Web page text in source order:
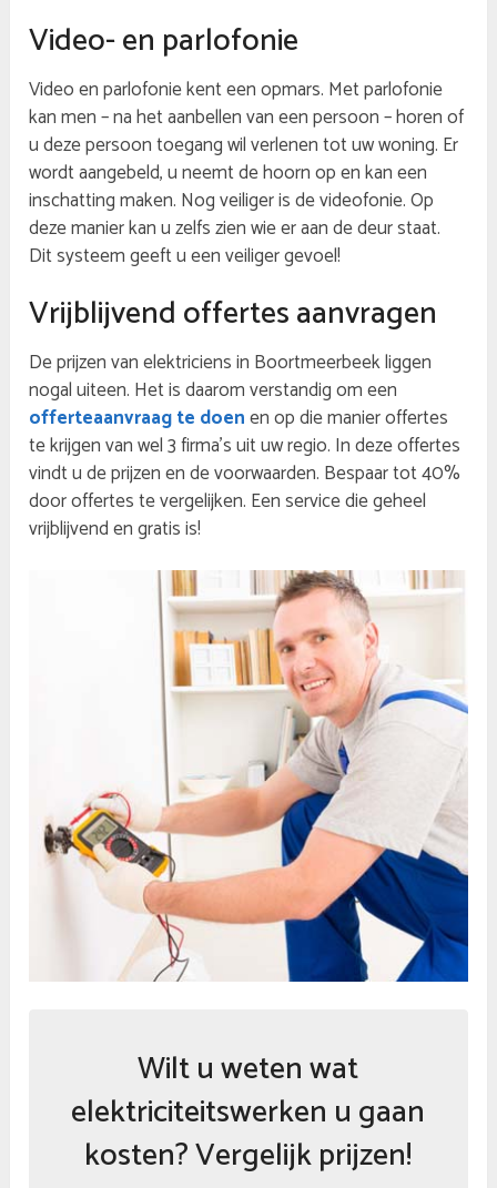
Video- en parlofonie
Video en parlofonie kent een opmars. Met parlofonie
kan men – na het aanbellen van een persoon – horen of
u deze persoon toegang wil verlenen tot uw woning. Er
wordt aangebeld, u neemt de hoorn op en kan een
inschatting maken. Nog veiliger is de videofonie. Op
deze manier kan u zelfs zien wie er aan de deur staat.
Dit systeem geeft u een veiliger gevoel!
Vrijblijvend offertes aanvragen
De prijzen van elektriciens in Boortmeerbeek liggen
nogal uiteen. Het is daarom verstandig om een
offerteaanvraag te doenen op die manier offertes
te krijgen van wel 3 firma’s uit uw regio. In deze offertes
vindt u de prijzen en de voorwaarden. Bespaar tot 40%
door offertes te vergelijken. Een service die geheel
vrijblijvend en gratis is!
Wilt u weten wat
elektriciteitswerken u gaan
kosten? Vergelijk prijzen!